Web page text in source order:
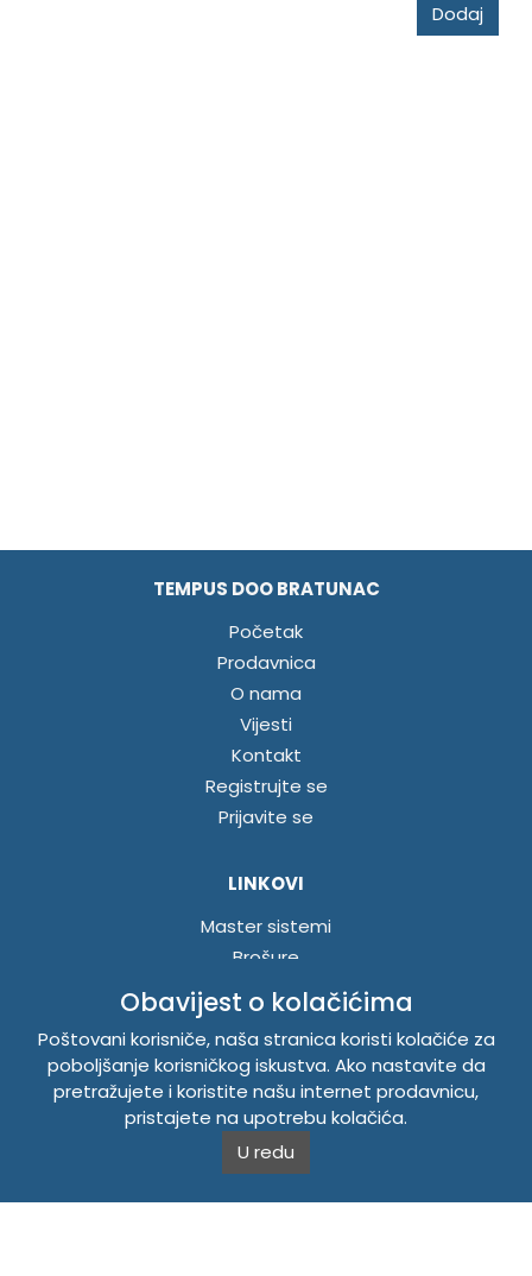
Dodaj
TEMPUS DOO BRATUNAC
Početak
Prodavnica
O nama
Vijesti
Kontakt
Registrujte se
Prijavite se
LINKOVI
Master sistemi
Brošure
Akcije
INFORMACIJE
Politika o kolačićima
Uslovi korištenja
Politika privatnosti
Obavijest o kolačićima
Poštovani korisniče, naša stranica koristi kolačiće za
poboljšanje korisničkog iskustva. Ako nastavite da
pretražujete i koristite našu internet prodavnicu,
pristajete na upotrebu kolačića.
U redu